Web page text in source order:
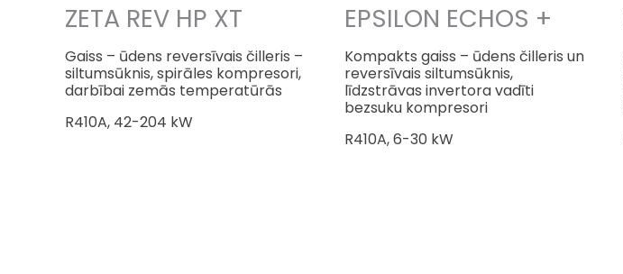
ZETA REV HP XT
Gaiss – ūdens reversīvais čilleris –
siltumsūknis, spirāles kompresori,
darbībai zemās temperatūrās
R410A, 42-204 kW
EPSILON ECHOS +
Kompakts gaiss – ūdens čilleris un
reversīvais siltumsūknis,
līdzstrāvas invertora vadīti
bezsuku kompresori
R410A, 6-30 kW